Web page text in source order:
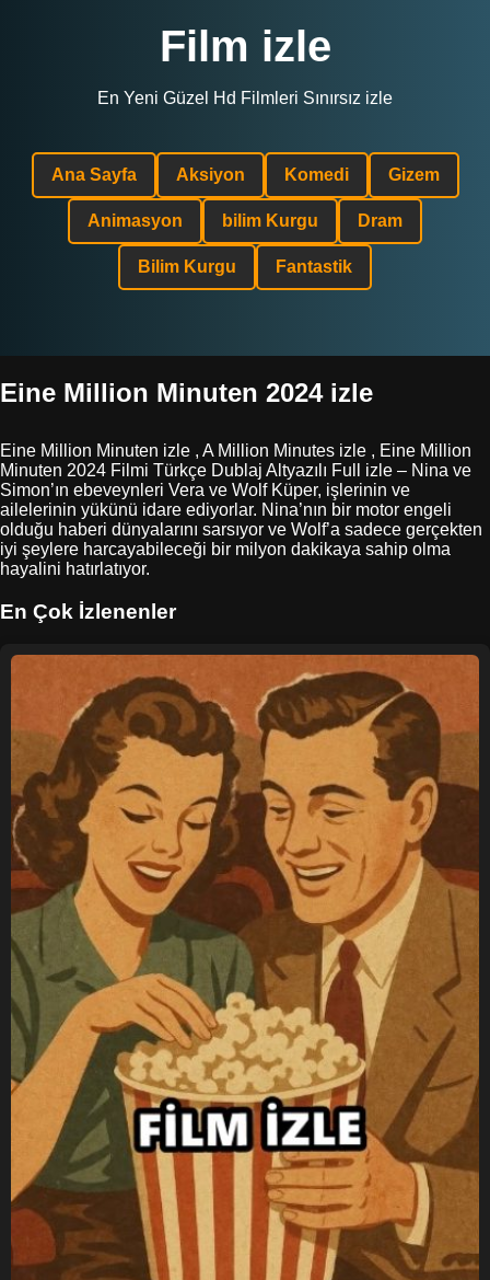
Film izle
En Yeni Güzel Hd Filmleri Sınırsız izle
Ana Sayfa Aksiyon Komedi Gizem
Animasyon bilim Kurgu Dram
Bilim Kurgu Fantastik
Eine Million Minuten 2024 izle
Eine Million Minuten izle , A Million Minutes izle , Eine Million
Minuten 2024 Filmi Türkçe Dublaj Altyazılı Full izle – Nina ve
Simon’ın ebeveynleri Vera ve Wolf Küper, işlerinin ve
ailelerinin yükünü idare ediyorlar. Nina’nın bir motor engeli
olduğu haberi dünyalarını sarsıyor ve Wolf’a sadece gerçekten
iyi şeylere harcayabileceği bir milyon dakikaya sahip olma
hayalini hatırlatıyor.
En Çok İzlenenler